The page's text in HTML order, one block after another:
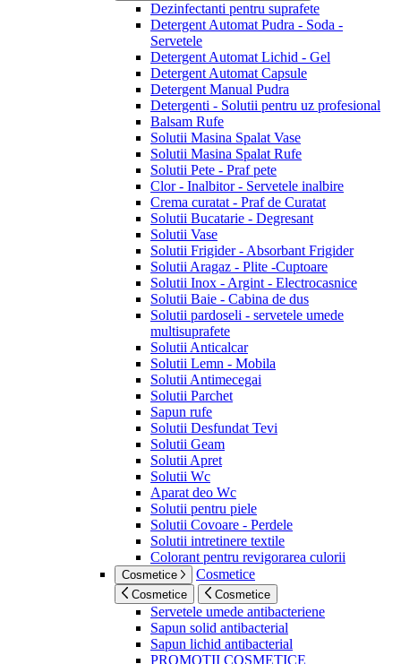
Dezinfectanti pentru suprafete
Detergent Automat Pudra - Soda -
Servetele
Detergent Automat Lichid - Gel
Detergent Automat Capsule
Detergent Manual Pudra
Detergenti - Solutii pentru uz profesional
Balsam Rufe
Solutii Masina Spalat Vase
Solutii Masina Spalat Rufe
Solutii Pete - Praf pete
Clor - Inalbitor - Servetele inalbire
Crema curatat - Praf de Curatat
Solutii Bucatarie - Degresant
Solutii Vase
Solutii Frigider - Absorbant Frigider
Solutii Aragaz - Plite -Cuptoare
Solutii Inox - Argint - Electrocasnice
Solutii Baie - Cabina de dus
Solutii pardoseli - servetele umede
multisuprafete
Solutii Anticalcar
Solutii Lemn - Mobila
Solutii Antimecegai
Solutii Parchet
Sapun rufe
Solutii Desfundat Tevi
Solutii Geam
Solutii Apret
Solutii Wc
Aparat deo Wc
Solutii pentru piele
Solutii Covoare - Perdele
Solutii intretinere textile
Colorant pentru revigorarea culorii
Cosmetice Cosmetice
Cosmetice Cosmetice
Servetele umede antibacteriene
Sapun solid antibacterial
Sapun lichid antibacterial
PROMOTII COSMETICE